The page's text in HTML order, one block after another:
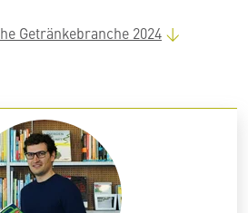
Getränkebranche 2024